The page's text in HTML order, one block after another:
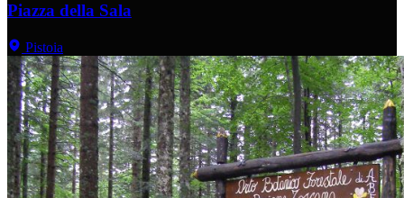
Piazza della Sala
Pistoia